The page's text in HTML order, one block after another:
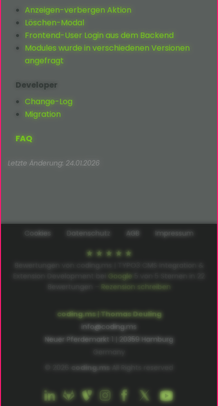
Anzeigen-verbergen Aktion
Löschen-Modal
Frontend-User Login aus dem Backend
Modules wurde in verschiedenen Versionen
angefragt
Developer
Change-Log
Migration
FAQ
Letzte Änderung: 24.01.2026
coding.ms | Thomas Deuling
info@coding.ms
Neuer Pferdemarkt 1 | 20359 Hamburg
coding.ms
Cookies Datenschutz AGB Impressum
Bewertungen von coding.ms | TYPO3 CMS Integration &
Google
Bewertungen – Rezension schreiben